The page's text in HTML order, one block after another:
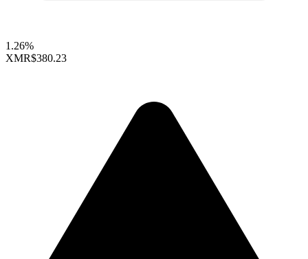
1.26%
XMR$380.23